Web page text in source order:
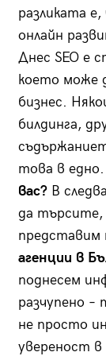
разликата
онлайн
Днес SEO e
което може
бизнес.
билдинга,
това в
вас?В
да търсите,
представим
агенции в
поднесем
разчупено
не просто
увереност в